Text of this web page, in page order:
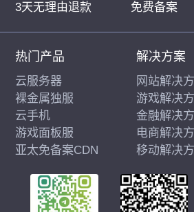
3天无理由退款 免费备案
热门产品
云服务器
裸金属独服
云手机
游戏面板服
亚太免备案CDN
解决方案
网站解决
游戏解决
金融解决
电商解决
移动解决